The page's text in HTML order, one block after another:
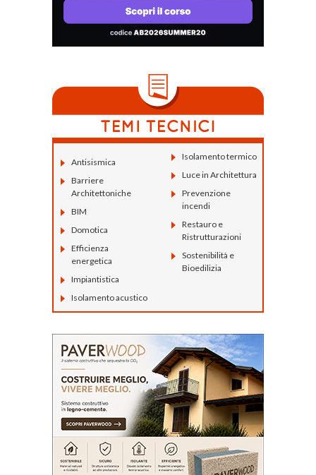
Antisismica
Barriere
Architettoniche
BIM
Domotica
Efficienza
energetica
Impiantistica
Isolamento acustico
Isolamento termico
Luce in Architettura
Prevenzione
incendi
Restauro e
Ristrutturazioni
Sostenibilità e
Bioedilizia